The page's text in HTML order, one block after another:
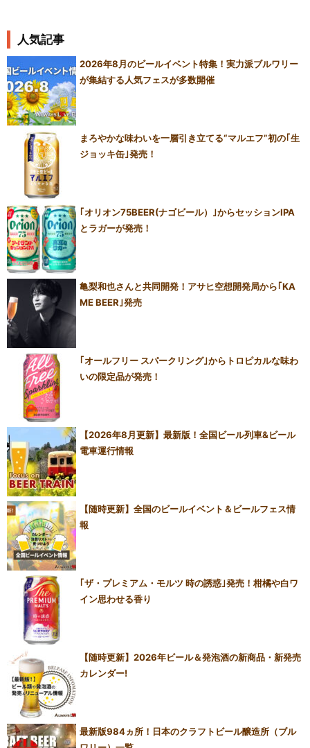
人気記事
2026年8月のビールイベント特集！実力派ブルワリー
が集結する人気フェスが多数開催
まろやかな味わいを一層引き立てる“マルエフ”初の｢生
ジョッキ缶｣発売！
｢オリオン75BEER(ナゴビール）｣からセッションIPA
とラガーが発売！
亀梨和也さんと共同開発！アサヒ空想開発局から｢KA
ME BEER｣発売
｢オールフリー スパークリング｣からトロピカルな味わ
いの限定品が発売！
【2026年8月更新】最新版！全国ビール列車&ビール
電車運行情報
【随時更新】全国のビールイベント＆ビールフェス情
報
｢ザ・プレミアム・モルツ 時の誘惑｣発売！柑橘や白ワ
イン思わせる香り
【随時更新】2026年ビール＆発泡酒の新商品・新発売
カレンダー!
最新版984ヵ所！日本のクラフトビール醸造所（ブル